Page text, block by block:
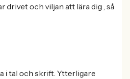
drivet och viljan att lära dig , så
i tal och skrift. Ytterligare